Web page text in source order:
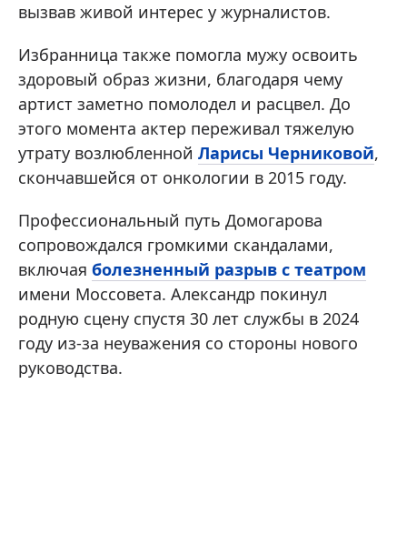
вызвав живой интерес у журналистов.
Избранница также помогла мужу освоить
здоровый образ жизни, благодаря чему
артист заметно помолодел и расцвел. До
этого момента актер переживал тяжелую
утрату возлюбленной Ларисы Черниковой,
скончавшейся от онкологии в 2015 году.
Профессиональный путь Домогарова
сопровождался громкими скандалами,
включая болезненный разрыв с театром
имени Моссовета. Александр покинул
родную сцену спустя 30 лет службы в 2024
году из-за неуважения со стороны нового
руководства.